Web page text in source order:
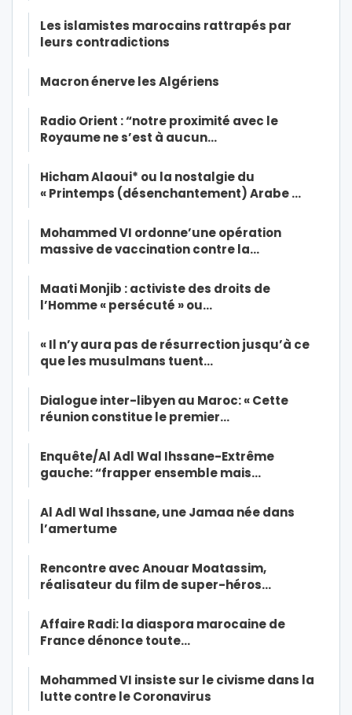
Les islamistes marocains rattrapés par
leurs contradictions
Macron énerve les Algériens
Radio Orient : “notre proximité avec le
Royaume ne s’est à aucun…
Hicham Alaoui* ou la nostalgie du
« Printemps (désenchantement) Arabe …
Mohammed VI ordonne’une opération
massive de vaccination contre la…
Maati Monjib : activiste des droits de
l’Homme « persécuté » ou…
« Il n’y aura pas de résurrection jusqu’à ce
que les musulmans tuent…
Dialogue inter-libyen au Maroc: « Cette
réunion constitue le premier…
Enquête/Al Adl Wal Ihssane-Extrême
gauche: “frapper ensemble mais…
Al Adl Wal Ihssane, une Jamaa née dans
l’amertume
Rencontre avec Anouar Moatassim,
réalisateur du film de super-héros…
Affaire Radi: la diaspora marocaine de
France dénonce toute…
Mohammed VI insiste sur le civisme dans la
lutte contre le Coronavirus